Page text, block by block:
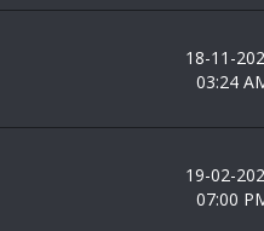
18-11-
03:24
19-02-
07:00